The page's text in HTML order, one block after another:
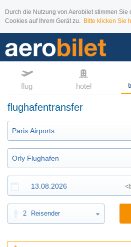
Durch die Nutzung von Aerobilet stimmen
Cookies auf Ihrem Gerät zu. Bitte klicken Sie
flug hotel
flughafentransfer
2 Reisender